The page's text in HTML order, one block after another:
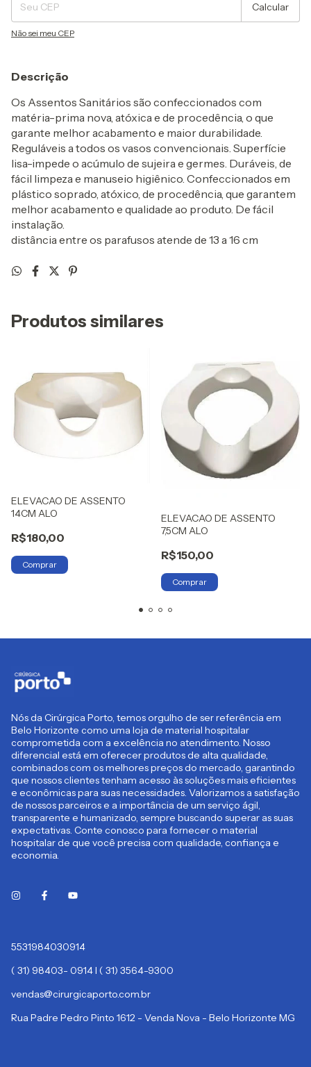
Calcular
Não sei meu CEP
Descrição
Os Assentos Sanitários são confeccionados com
matéria-prima nova, atóxica e de procedência, o que
garante melhor acabamento e maior durabilidade.
Reguláveis a todos os vasos convencionais. Superfície
lisa-impede o acúmulo de sujeira e germes. Duráveis, de
fácil limpeza e manuseio higiênico. Confeccionados em
plástico soprado, atóxico, de procedência, que garantem
melhor acabamento e qualidade ao produto. De fácil
instalação.
distância entre os parafusos atende de 13 a 16 cm
Produtos similares
ELEVACAO DE ASSENTO
14CM ALO
R$180,00
ELEVACAO DE ASSENTO
7,5CM ALO
R$150,00
Nós da Cirúrgica Porto, temos orgulho de ser referência em
Belo Horizonte como uma loja de material hospitalar
comprometida com a excelência no atendimento. Nosso
diferencial está em oferecer produtos de alta qualidade,
combinados com os melhores preços do mercado, garantindo
que nossos clientes tenham acesso às soluções mais eficientes
e econômicas para suas necessidades. Valorizamos a satisfação
de nossos parceiros e a importância de um serviço ágil,
transparente e humanizado, sempre buscando superar as suas
expectativas. Conte conosco para fornecer o material
hospitalar de que você precisa com qualidade, confiança e
economia.
5531984030914
( 31) 98403- 0914 I ( 31) 3564-9300
vendas@cirurgicaporto.com.br
Rua Padre Pedro Pinto 1612 - Venda Nova - Belo Horizonte MG